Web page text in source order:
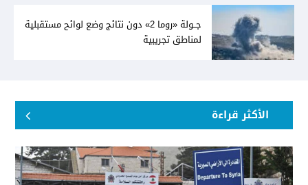
جــولة «روما 2» دون نتائج وضع لوائح مستقبلية
لمناطق تجريبية
الأكثر قراءة